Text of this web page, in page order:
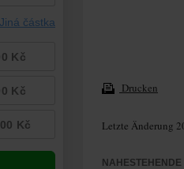
Drucken
Letzte Änderung